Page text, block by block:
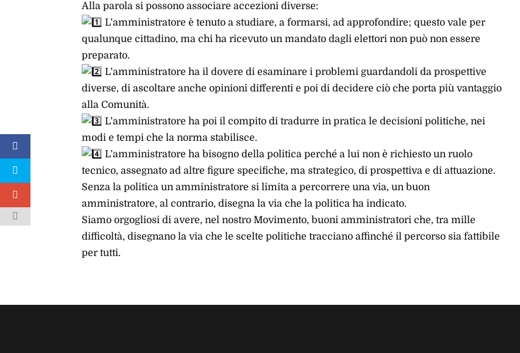
Alla parola si possono associare accezioni diverse:
L’amministratore è tenuto a studiare, a formarsi, ad approfondire; questo vale per
qualunque cittadino, ma chi ha ricevuto un mandato dagli elettori non può non essere
preparato.
L’amministratore ha il dovere di esaminare i problemi guardandoli da prospettive
diverse, di ascoltare anche opinioni differenti e poi di decidere ciò che porta più vantaggio
alla Comunità.
L’amministratore ha poi il compito di tradurre in pratica le decisioni politiche, nei
modi e tempi che la norma stabilisce.
L’amministratore ha bisogno della politica perché a lui non è richiesto un ruolo
tecnico, assegnato ad altre figure specifiche, ma strategico, di prospettiva e di attuazione.
Senza la politica un amministratore si limita a percorrere una via, un buon
amministratore, al contrario, disegna la via che la politica ha indicato.
Siamo orgogliosi di avere, nel nostro Movimento, buoni amministratori che, tra mille
difficoltà, disegnano la via che le scelte politiche tracciano affinché il percorso sia fattibile
per tutti.